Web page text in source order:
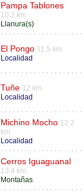
Pampa Tablones
10.2 km
Llanura(s)
El Pongo 11.5 km
Localidad
Tuñe 12 km
Localidad
Michino Mocho 12.2
km
Localidad
Cerros Iguaguanal
13.4 km
Montañas